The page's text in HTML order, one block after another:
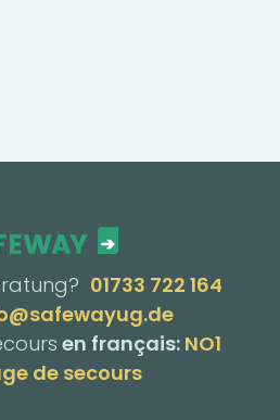
01733 722 164
en français: NO1
de secours